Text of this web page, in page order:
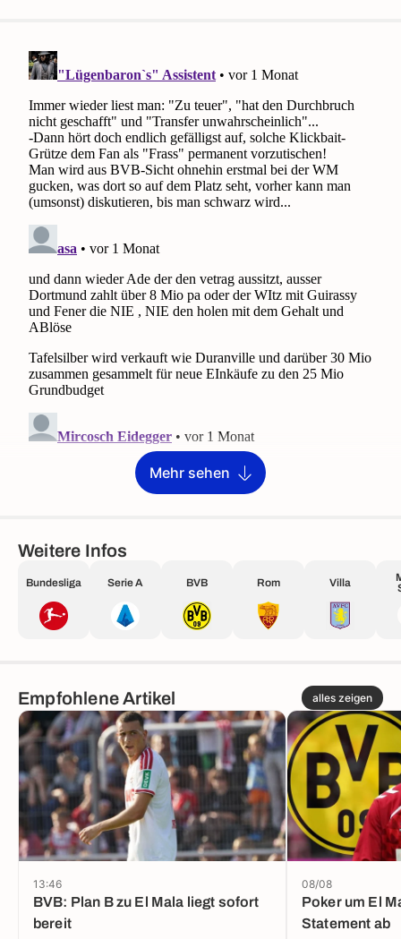
Mehr sehen
Weitere Infos
Bundesliga Serie A BVB Rom Villa
Empfohlene Artikel alles zeigen
BVB: Plan B zu El Mala liegt sofort
bereit
13:46
Poker um El
Statement ab
08/08